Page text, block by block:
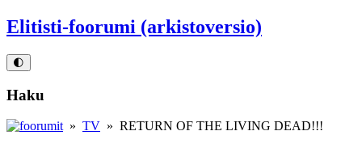
Elitisti-foorumi (arkistoversio)
🌓
Haku
» TV » RETURN OF THE LIVING DEAD!!!